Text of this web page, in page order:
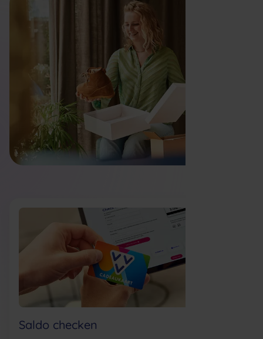
Saldo checken